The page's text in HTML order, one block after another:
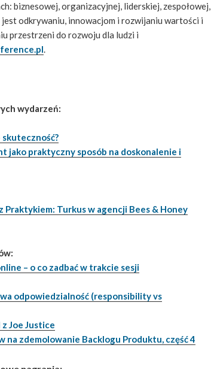
biznesowej, organizacyjnej, liderskiej, zespołowej,
odkrywaniu, innowacjom i rozwijaniu wartości i
przestrzeni do rozwoju dla ludzi i
.
wydarzeń:
jako praktyczny sposób na doskonalenie i
Praktykiem: Turkus w agencji Bees & Honey
– o co zadbać w trakcie sesji
odpowiedzialność (responsibility vs
Joe Justice
na zdemolowanie Backlogu Produktu, część 4